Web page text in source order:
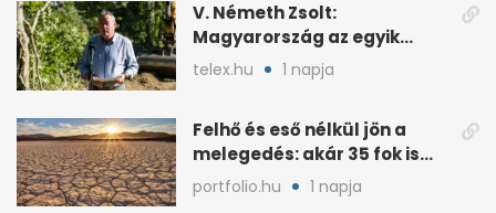
V. Németh Zsolt:
Magyarország az egyik
legszegényebb ország
telex.hu 1 napja
Felhő és eső nélkül jön a
melegedés: akár 35 fok is
lehet vasárnap
portfolio.hu 1 napja